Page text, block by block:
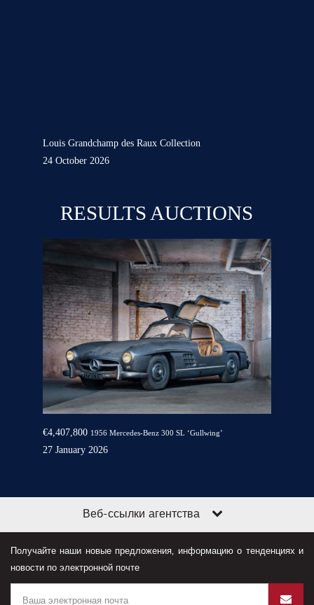
Louis Grandchamp des Raux Collection
24 October 2026
RESULTS AUCTIONS
€4,407,800 1956 Mercedes-Benz 300 SL ‘Gullwing’
27 January 2026
Веб-ссылки агентства
Получайте наши новые предложения, информацию о тенденциях и
новости по электронной почте